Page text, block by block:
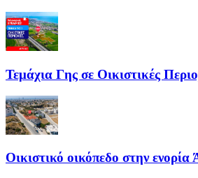
Τεμάχια Γης σε Οικιστικές
Οικιστικό οικόπεδο στην ενορία